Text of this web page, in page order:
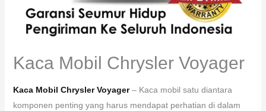
Kaca Mobil Chrysler Voyager
Kaca Mobil Chrysler Voyager – Kaca mobil satu diantara
komponen penting yang harus mendapat perhatian di dalam